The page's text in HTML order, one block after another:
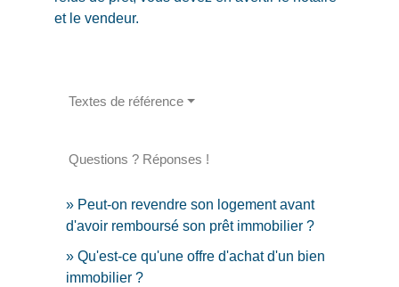
et le vendeur.
Textes de référence
Questions ? Réponses !
Peut-on revendre son logement avant
d'avoir remboursé son prêt immobilier ?
Qu'est-ce qu'une offre d'achat d'un bien
immobilier ?